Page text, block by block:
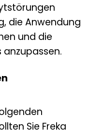
die Anwendung
und die
Sie Freka